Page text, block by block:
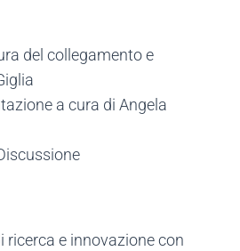
del collegamento e
a cura di Angela
ricerca e innovazione con